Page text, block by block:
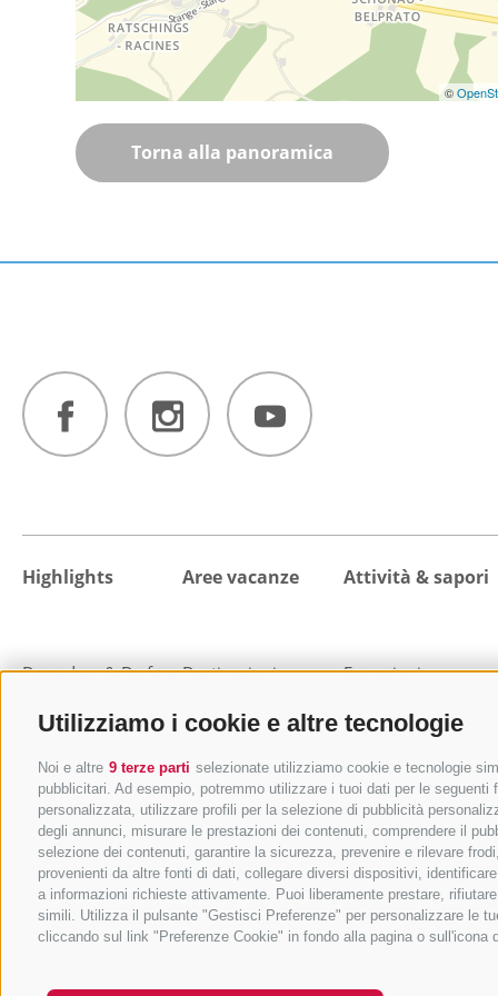
Utilizziamo i cookie e altre tecnologie
Noi e altre 9 terze parti selezionate utilizziamo cookie e tecnologie
pubblicitari. Ad esempio, potremmo utilizzare i tuoi dati per le
personalizzata, utilizzare profili per la selezione di pubblicità
degli annunci, misurare le prestazioni dei contenuti, comprendere il
selezione dei contenuti, garantire la sicurezza, prevenire e rilevare
provenienti da altre fonti di dati, collegare diversi dispositivi,
a informazioni richieste attivamente. Puoi liberamente prestare,
simili. Utilizza il pulsante "Gestisci Preferenze" per personalizzare le
cliccando sul link "Preferenze Cookie" in fondo alla pagina o
©
Torna alla panoramica
Highlights
Da vedere & Da fare
Aree vacanze
Destinazioni
Val di Fleres
Vipiteno
Campo di Trens
Val di Vizze
Val Racines
Val Ridanna
Val Giovo
Attività & sapori
Escursioni
Mangiare e bere
MTB e bicicletta
Benessere e relax
Vacanza in famiglia
Città e cultura
Vacanza sci
Sci alpinismo
Sport invernali